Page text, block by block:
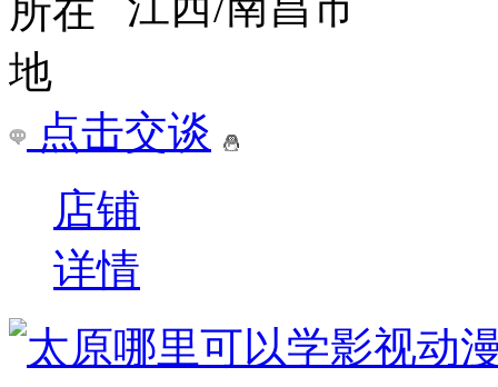
上海非凡进修学院
上海
点击交谈
店铺